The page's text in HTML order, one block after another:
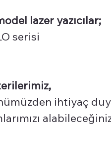
lazer yazıcılar;
serisi
ihtiyaç